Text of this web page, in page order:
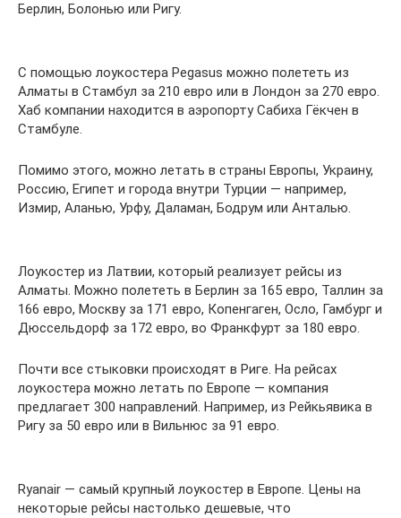
Берлин, Болонью или Ригу.
С помощью лоукостера Pegasus можно полететь из
Алматы в Стамбул за 210 евро или в Лондон за 270 евро.
Хаб компании находится в аэропорту Сабиха Гёкчен в
Стамбуле.
Помимо этого, можно летать в страны Европы, Украину,
Россию, Египет и города внутри Турции — например,
Измир, Аланью, Урфу, Даламан, Бодрум или Анталью.
Лоукостер из Латвии, который реализует рейсы из
Алматы. Можно полететь в Берлин за 165 евро, Таллин за
166 евро, Москву за 171 евро, Копенгаген, Осло, Гамбург и
Дюссельдорф за 172 евро, во Франкфурт за 180 евро.
Почти все стыковки происходят в Риге. На рейсах
лоукостера можно летать по Европе — компания
предлагает 300 направлений. Например, из Рейкьявика в
Ригу за 50 евро или в Вильнюс за 91 евро.
Ryanair — самый крупный лоукостер в Европе. Цены на
некоторые рейсы настолько дешевые, что